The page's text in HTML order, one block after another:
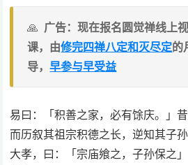
广告：现在报名圆觉禅线上
课，由修完四禅八定和灭尽定的
导，早参与早受益
易曰：「积善之家，必有馀庆。」
而历叙其祖宗积德之长，逆知其子
大孝，曰：「宗庙飨之，子孙保之